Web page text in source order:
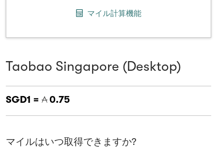
マイル計算機能
Taobao Singapore (Desktop)
SGD1 = 0.75
マイルはいつ取得できますか?